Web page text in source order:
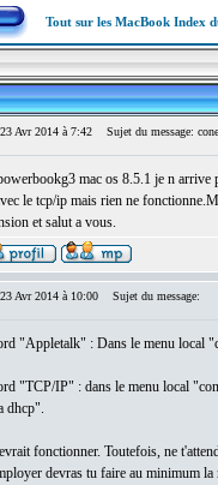
Tout sur les MacBook Index
Avr 2014 à 7:42 Sujet du message:
mac os 8.5.1 je n arrive
le tcp/ip mais rien ne
et salut a vous.
Avr 2014 à 10:00 Sujet du message:
"Appletalk" : Dans le menu local
"TCP/IP" : dans le menu local
dhcp".
fonctionner. Toutefois, ne
devras tu faire au minimum